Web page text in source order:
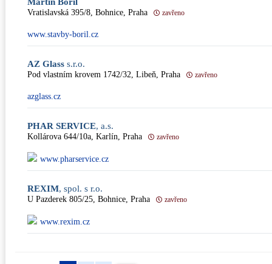
Vratislavská 395/8, Bohnice, Praha zavřeno
www.stavby-boril.cz
AZ Glass s.r.o.
Pod vlastním krovem 1742/32, Libeň, Praha zavřeno
azglass.cz
PHAR SERVICE, a.s.
Kollárova 644/10a, Karlín, Praha zavřeno
www.pharservice.cz
REXIM, spol. s r.o.
U Pazderek 805/25, Bohnice, Praha zavřeno
www.rexim.cz